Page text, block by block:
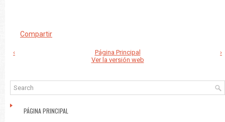
Compartir
‹ ›
Página Principal
Ver la versión web
PÁGINA PRINCIPAL